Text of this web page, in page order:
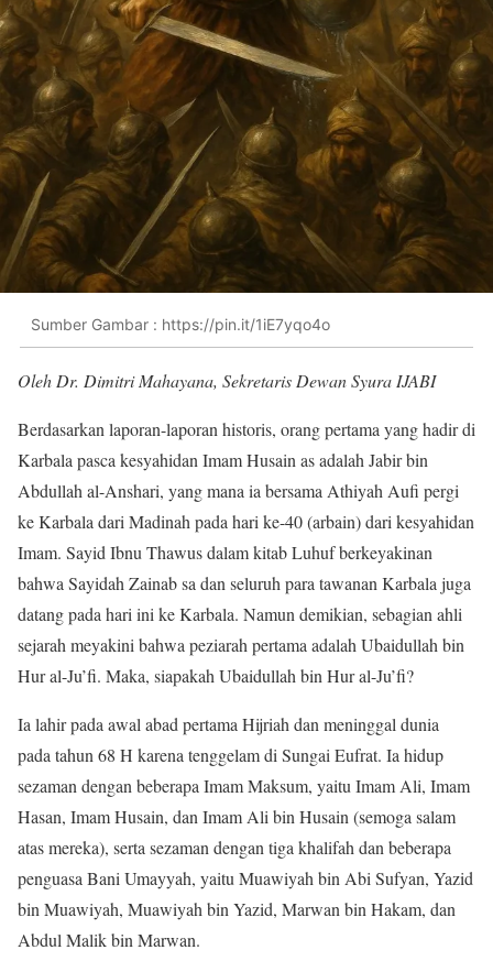
Sumber Gambar : https://pin.it/1iE7yqo4o
Oleh Dr. Dimitri Mahayana, Sekretaris Dewan Syura IJABI
Berdasarkan laporan-laporan historis, orang pertama yang hadir di
Karbala pasca kesyahidan Imam Husain as adalah Jabir bin
Abdullah al-Anshari, yang mana ia bersama Athiyah Aufi pergi
ke Karbala dari Madinah pada hari ke-40 (arbain) dari kesyahidan
Imam. Sayid Ibnu Thawus dalam kitab Luhuf berkeyakinan
bahwa Sayidah Zainab sa dan seluruh para tawanan Karbala juga
datang pada hari ini ke Karbala. Namun demikian, sebagian ahli
sejarah meyakini bahwa peziarah pertama adalah Ubaidullah bin
Hur al-Ju’fi. Maka, siapakah Ubaidullah bin Hur al-Ju’fi?
Ia lahir pada awal abad pertama Hijriah dan meninggal dunia
pada tahun 68 H karena tenggelam di Sungai Eufrat. Ia hidup
sezaman dengan beberapa Imam Maksum, yaitu Imam Ali, Imam
Hasan, Imam Husain, dan Imam Ali bin Husain (semoga salam
atas mereka), serta sezaman dengan tiga khalifah dan beberapa
penguasa Bani Umayyah, yaitu Muawiyah bin Abi Sufyan, Yazid
bin Muawiyah, Muawiyah bin Yazid, Marwan bin Hakam, dan
Abdul Malik bin Marwan.